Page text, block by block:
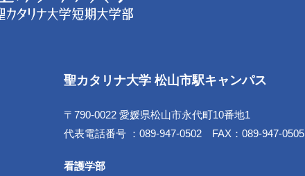
聖カタリナ大学 松山市駅キャンパス
〒790-0022 愛媛県松山市永代町10番地1
代表電話番号 ：089-947-0502 FAX：089-947-0505
看護学部